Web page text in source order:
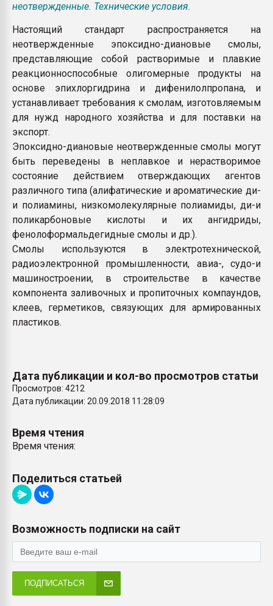
неотвержденные. Технические условия.
Настоящий стандарт распространяется на
неотвержденные эпоксидно-диановые смолы,
представляющие собой растворимые и плавкие
реакционноспособные олигомерные продукты на
основе эпихлоргидрина и дифенилолпропана, и
устанавливает требования к смолам, изготовляемым
для нужд народного хозяйства и для поставки на
экспорт.
Эпоксидно-диановые неотвержденные смолы могут
быть переведены в неплавкое и нерастворимое
состояние действием отверждающих агентов
различного типа (алифатические и ароматические ди-
и полиамины, низкомолекулярные полиамиды, ди-и
поликарбоновые кислоты и их ангидриды,
фенолоформальдегидные смолы и др.).
Смолы используются в электротехнической,
радиоэлектронной промышленности, авиа-, судо-и
машиностроении, в строительстве в качестве
компонента заливочных и пропиточных компаундов,
клеев, герметиков, связующих для армированных
пластиков.
Дата публикации и кол-во просмотров статьи
Просмотров: 4212
Дата публикации: 20.09.2018 11:28:09
Время чтения
Время чтения:
Поделиться статьей
Возможность подписки на сайт
ПОДПИСАТЬСЯ